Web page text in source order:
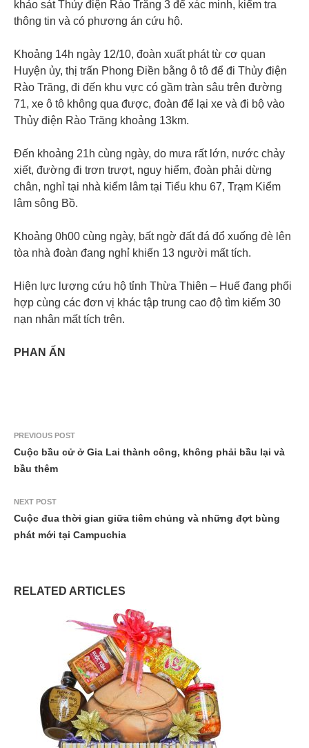
khảo sát Thủy điện Rào Trăng 3 để xác minh, kiểm tra
thông tin và có phương án cứu hộ.
Khoảng 14h ngày 12/10, đoàn xuất phát từ cơ quan
Huyện ủy, thị trấn Phong Điền bằng ô tô để đi Thủy điện
Rào Trăng, đi đến khu vực có gầm tràn sâu trên đường
71, xe ô tô không qua được, đoàn để lại xe và đi bộ vào
Thủy điện Rào Trăng khoảng 13km.
Đến khoảng 21h cùng ngày, do mưa rất lớn, nước chảy
xiết, đường đi trơn trượt, nguy hiểm, đoàn phải dừng
chân, nghỉ tại nhà kiểm lâm tại Tiểu khu 67, Trạm Kiểm
lâm sông Bồ.
Khoảng 0h00 cùng ngày, bất ngờ đất đá đổ xuống đè lên
tòa nhà đoàn đang nghỉ khiến 13 người mất tích.
Hiện lực lượng cứu hộ tỉnh Thừa Thiên – Huế đang phối
hợp cùng các đơn vị khác tập trung cao độ tìm kiếm 30
nạn nhân mất tích trên.
PHAN ẤN
PREVIOUS POST
Cuộc bầu cử ở Gia Lai thành công, không phải bầu lại và
bầu thêm
NEXT POST
Cuộc đua thời gian giữa tiêm chủng và những đợt bùng
phát mới tại Campuchia
RELATED ARTICLES